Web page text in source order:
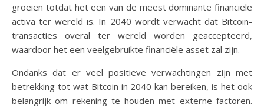
groeien totdat het een van de meest dominante financiële
activa ter wereld is. In 2040 wordt verwacht dat Bitcoin-
transacties overal ter wereld worden geaccepteerd,
waardoor het een veelgebruikte financiële asset zal zijn.
Ondanks dat er veel positieve verwachtingen zijn met
betrekking tot wat Bitcoin in 2040 kan bereiken, is het ook
belangrijk om rekening te houden met externe factoren.